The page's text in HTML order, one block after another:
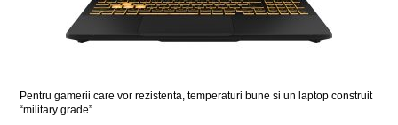
Pentru gamerii care vor rezistenta, temperaturi bune si un laptop construit
“military grade”.